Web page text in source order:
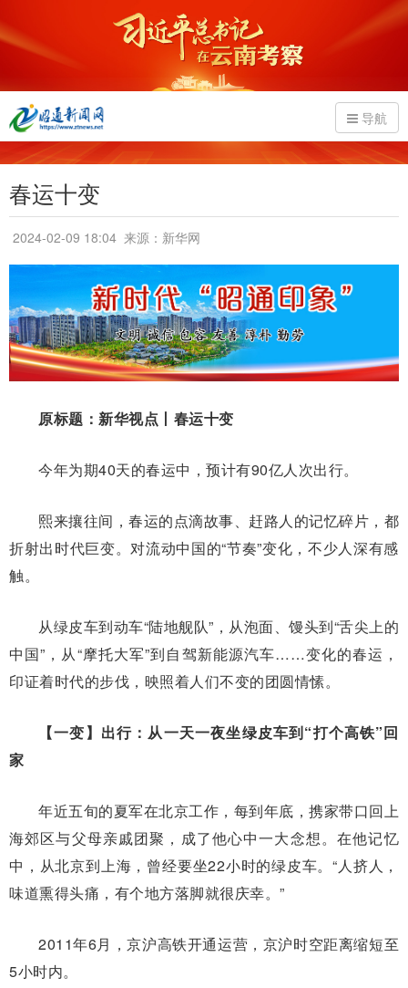
导航
春运十变
2024-02-09 18:04 来源：新华网
原标题：新华视点丨春运十变
今年为期40天的春运中，预计有90亿人次出行。
熙来攘往间，春运的点滴故事、赶路人的记忆碎片，都
折射出时代巨变。对流动中国的“节奏”变化，不少人深有感
触。
从绿皮车到动车“陆地舰队”，从泡面、馒头到“舌尖上的
中国”，从“摩托大军”到自驾新能源汽车……变化的春运，
印证着时代的步伐，映照着人们不变的团圆情愫。
【一变】出行：从一天一夜坐绿皮车到“打个高铁”回
家
年近五旬的夏军在北京工作，每到年底，携家带口回上
海郊区与父母亲戚团聚，成了他心中一大念想。在他记忆
中，从北京到上海，曾经要坐22小时的绿皮车。“人挤人，
味道熏得头痛，有个地方落脚就很庆幸。”
2011年6月，京沪高铁开通运营，京沪时空距离缩短至
5小时内。